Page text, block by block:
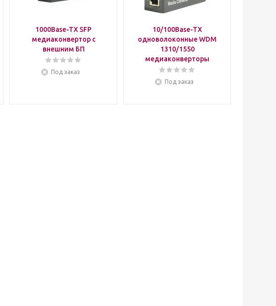
1000Base-TX SFP
медиаконвертор с
внешним БП
Под заказ
10/100Base-TX
одноволоконные WDM
1310/1550
медиаконверторы
Под заказ